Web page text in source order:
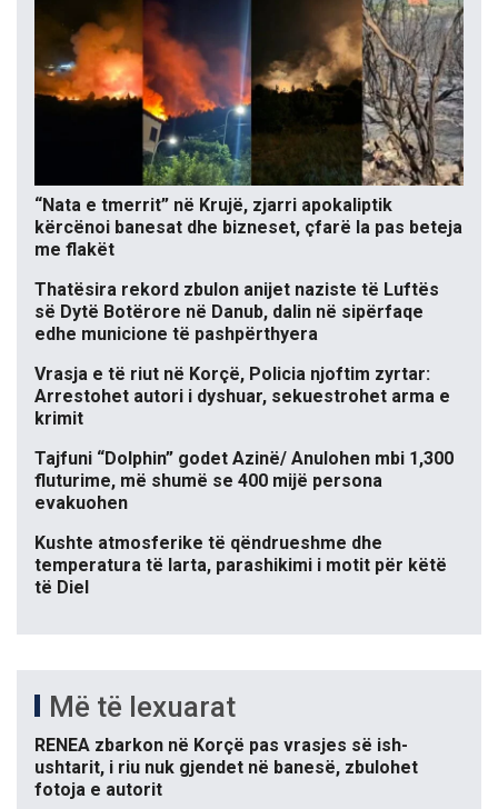
“Nata e tmerrit” në Krujë, zjarri apokaliptik
kërcënoi banesat dhe bizneset, çfarë la pas beteja
me flakët
Thatësira rekord zbulon anijet naziste të Luftës
së Dytë Botërore në Danub, dalin në sipërfaqe
edhe municione të pashpërthyera
Vrasja e të riut në Korçë, Policia njoftim zyrtar:
Arrestohet autori i dyshuar, sekuestrohet arma e
krimit
Tajfuni “Dolphin” godet Azinë/ Anulohen mbi 1,300
fluturime, më shumë se 400 mijë persona
evakuohen
Kushte atmosferike të qëndrueshme dhe
temperatura të larta, parashikimi i motit për këtë
të Diel
Më të lexuarat
RENEA zbarkon në Korçë pas vrasjes së ish-
ushtarit, i riu nuk gjendet në banesë, zbulohet
fotoja e autorit